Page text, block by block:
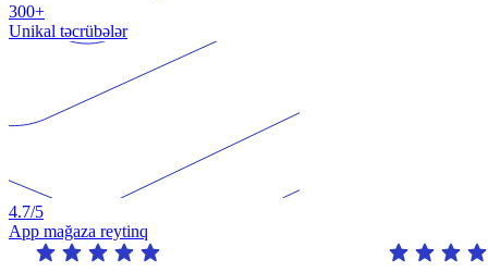
300+
Unikal təcrübələr
4.7/5
App mağaza reytinq